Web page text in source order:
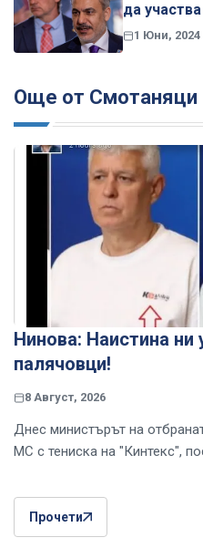
да
1 Юни, 2024
Още от Смотаняци
Нинова: Наистина ни
палячовци!
8 Август, 2026
Днес министърът на
МС с тениска на "Кинтекс",
Прочети